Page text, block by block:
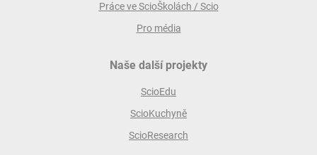
Práce ve ScioŠkolách / Scio
Pro média
Naše další projekty
ScioEdu
ScioKuchyně
ScioResearch